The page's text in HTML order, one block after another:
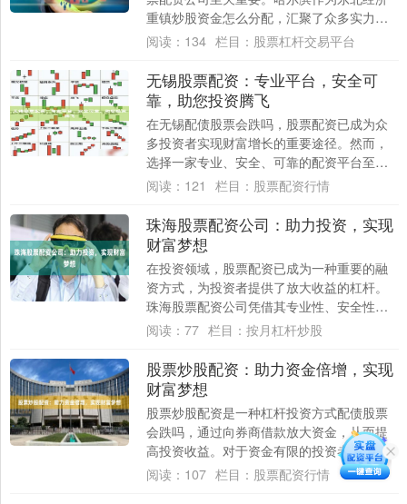
重镇炒股资金怎么分配，汇聚了众多实力雄
厚的配资公司。 我们推荐的哈尔滨专业股票
阅读： 134 栏目： 股票杠杆交易平台
无锡股票配资：专业平台，安全可
靠，助您投资腾飞
在无锡配债股票会跌吗，股票配资已成为众
多投资者实现财富增长的重要途径。然而，
选择一家专业、安全、可靠的配资平台至关
重要。 **专业平台，实力雄厚** 我们是一
阅读： 121 栏目： 股票配资行情
珠海股票配资公司：助力投资，实现
财富梦想
在投资领域，股票配资已成为一种重要的融
资方式，为投资者提供了放大收益的杠杆。
珠海股票配资公司凭借其专业性、安全性，
为投资者提供可靠的配资服务，助力他们实
阅读： 77 栏目： 按月杠杆炒股
股票炒股配资：助力资金倍增，实现
财富梦想
股票炒股配资是一种杠杆投资方式配债股票
会跌吗，通过向券商借款放大资金，从而提
高投资收益。对于资金有限的投资者来说，
配资可以有效提升资金利用率，实现财富倍
阅读： 107 栏目： 股票配资行情